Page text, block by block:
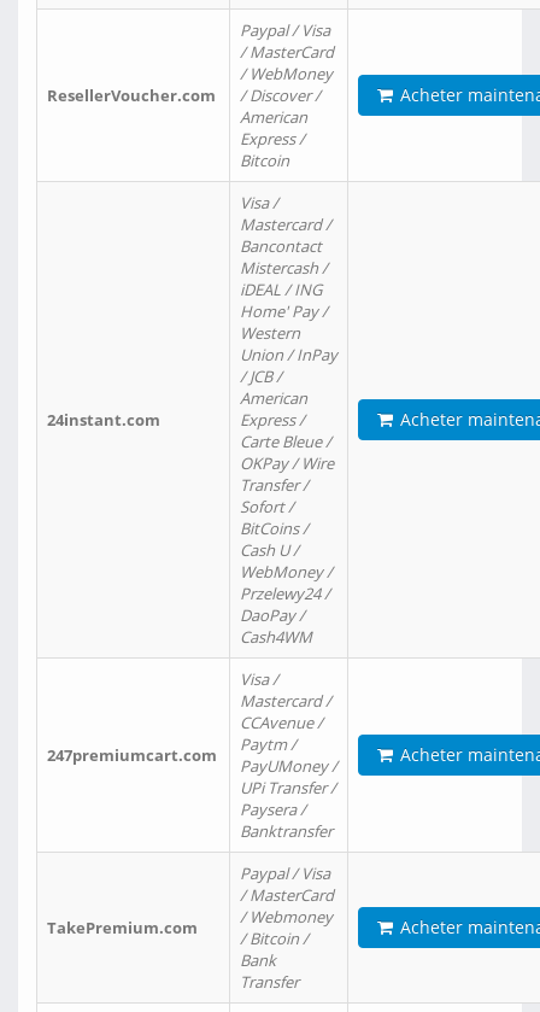
ResellerVoucher.com
Paypal / Visa
/ MasterCard
/ WebMoney
/ Discover /
American
Express /
Bitcoin
Acheter
24instant.com
Visa /
Mastercard /
Bancontact
Mistercash /
iDEAL / ING
Home' Pay /
Western
Union / InPay
/ JCB /
American
Express /
Carte Bleue /
OKPay / Wire
Transfer /
Sofort /
BitCoins /
Cash U /
WebMoney /
Przelewy24 /
DaoPay /
Cash4WM
Acheter
247premiumcart.com
Visa /
Mastercard /
CCAvenue /
Paytm /
PayUMoney /
UPi Transfer /
Paysera /
Banktransfer
Acheter
TakePremium.com
Paypal / Visa
/ MasterCard
/ Webmoney
/ Bitcoin /
Bank
Transfer
Acheter